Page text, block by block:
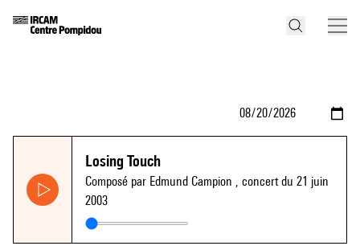
Losing Touch
Composé par Edmund Campion , concert du 21 juin
2003